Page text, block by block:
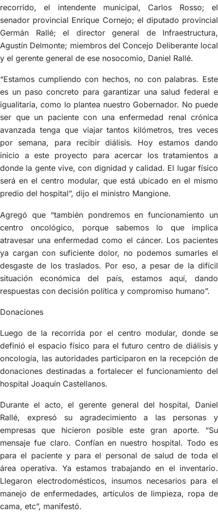
recorrido, el intendente municipal, Carlos Rosso; el
senador provincial Enrique Cornejo; el diputado provincial
Germán Rallé; el director general de Infraestructura,
Agustín Delmonte; miembros del Concejo Deliberante local
y el gerente general de ese nosocomio, Daniel Rallé.
“Estamos cumpliendo con hechos, no con palabras. Este
es un paso concreto para garantizar una salud federal e
igualitaria, como lo plantea nuestro Gobernador. No puede
ser que un paciente con una enfermedad renal crónica
avanzada tenga que viajar tantos kilómetros, tres veces
por semana, para recibir diálisis. Hoy estamos dando
inicio a este proyecto para acercar los tratamientos a
donde la gente vive, con dignidad y calidad. El lugar físico
será en el centro modular, que está ubicado en el mismo
predio del hospital”, dijo el ministro Mangione.
Agregó que “también pondremos en funcionamiento un
centro oncológico, porque sabemos lo que implica
atravesar una enfermedad como el cáncer. Los pacientes
ya cargan con suficiente dolor, no podemos sumarles el
desgaste de los traslados. Por eso, a pesar de la difícil
situación económica del país, estamos aquí, dando
respuestas con decisión política y compromiso humano”.
Donaciones
Luego de la recorrida por el centro modular, donde se
definió el espacio físico para el futuro centro de diálisis y
oncología, las autoridades participaron en la recepción de
donaciones destinadas a fortalecer el funcionamiento del
hospital Joaquín Castellanos.
Durante el acto, el gerente general del hospital, Daniel
Rallé, expresó su agradecimiento a las personas y
empresas que hicieron posible este gran aporte. “Su
mensaje fue claro. Confían en nuestro hospital. Todo es
para el paciente y para el personal de salud de toda el
área operativa. Ya estamos trabajando en el inventario.
Llegaron electrodomésticos, insumos necesarios para el
manejo de enfermedades, artículos de limpieza, ropa de
cama, etc”, manifestó.